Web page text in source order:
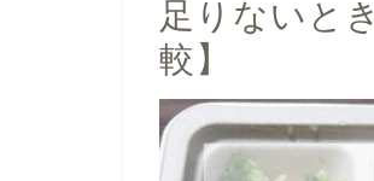
足りないと
較】